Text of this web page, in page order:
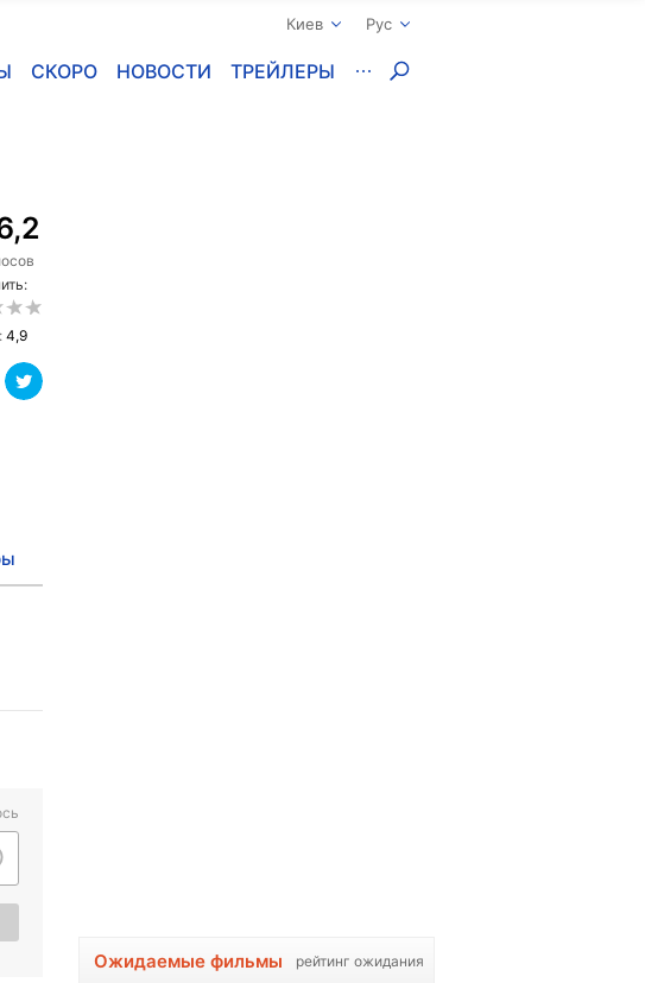
Киев Рус
СКОРО НОВОСТИ ТРЕЙЛЕРЫ
4,9
Ожидаемые фильмы рейтинг ожидания